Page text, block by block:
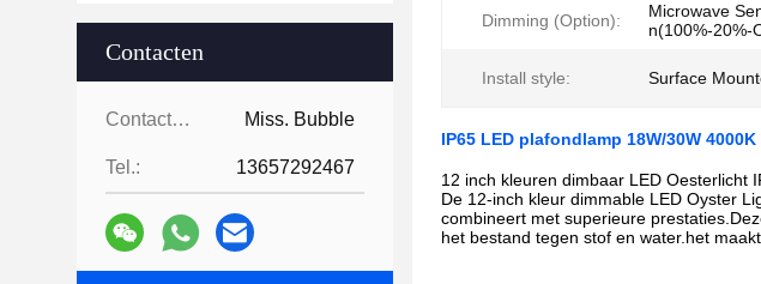
Contacten
Contacten: Miss. Bubble
Tel.: 13657292467
Dimming (Option):
Microwave
n(100%-20%-
Install style: Surface
IP65 LED plafondlamp 18W/30W
12 inch kleuren dimbaar LED Oesterlicht
De 12-inch kleur dimmable LED Oyster
combineert met superieure
het bestand tegen stof en water.het